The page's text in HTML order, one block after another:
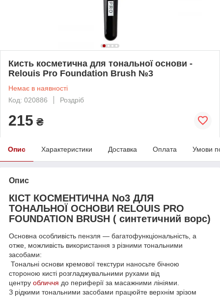
Кисть косметична для тональної основи -
Relouis Pro Foundation Brush №3
Немає в наявності
Код: 020886
Роздріб
215 ₴
Опис Характеристики Доставка Оплата Умови
Опис
КІСТ КОСМЕНТИЧНА No3 ДЛЯ
ТОНАЛЬНОЇ ОСНОВИ RELOUIS PRO
FOUNDATION BRUSH ( синтетичний ворс)
Основна особливість пензля — багатофункціональність, а
отже, можливість використання з різними тональними
засобами:
Тональні основи кремової текстури наносьте бічною
стороною кисті розгладжувальними рухами від
центру обличчя до периферії за масажними лініями.
З рідкими тональними засобами працюйте верхнім зрізом